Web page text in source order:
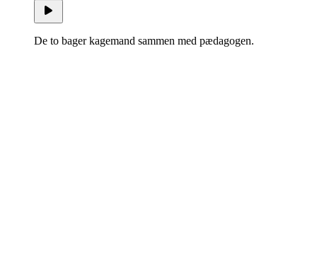
De to bager kagemand sammen med pædagogen.